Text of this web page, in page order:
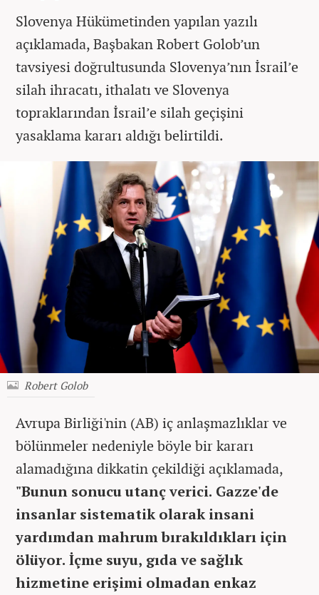
Slovenya Hükümetinden yapılan yazılı
açıklamada, Başbakan Robert Golob’un
tavsiyesi doğrultusunda Slovenya’nın İsrail’e
silah ihracatı, ithalatı ve Slovenya
topraklarından İsrail’e silah geçişini
yasaklama kararı aldığı belirtildi.
Robert Golob
Avrupa Birliği'nin (AB) iç anlaşmazlıklar ve
bölünmeler nedeniyle böyle bir kararı
alamadığına dikkatin çekildiği açıklamada,
"Bunun sonucu utanç verici. Gazze'de
insanlar sistematik olarak insani
yardımdan mahrum bırakıldıkları için
ölüyor. İçme suyu, gıda ve sağlık
hizmetine erişimi olmadan enkaz